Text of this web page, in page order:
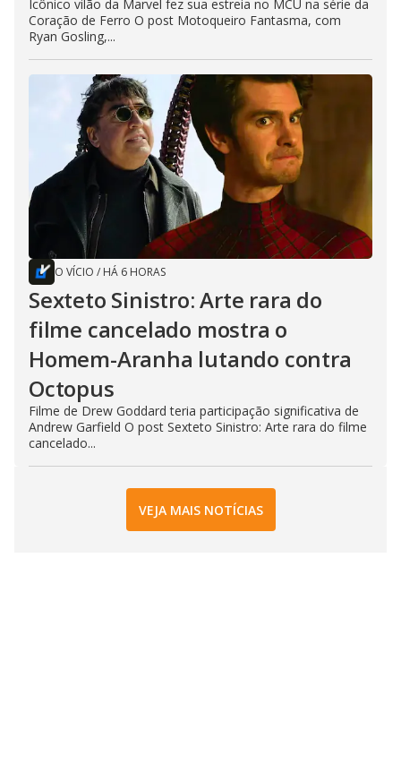
Icônico vilão da Marvel fez sua estreia no MCU na série da
Coração de Ferro O post Motoqueiro Fantasma, com
Ryan Gosling,...
O VÍCIO / HÁ 6 HORAS
Sexteto Sinistro: Arte rara do
filme cancelado mostra o
Homem-Aranha lutando contra
Octopus
Filme de Drew Goddard teria participação significativa de
Andrew Garfield O post Sexteto Sinistro: Arte rara do filme
cancelado...
VEJA MAIS NOTÍCIAS